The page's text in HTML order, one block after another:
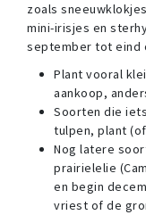
zoals
mini-irisjes en
september tot eind
Plant vooral
aankoop,
Soorten die
tulpen, plant
Nog latere
prairielelie
en begin
vriest of de